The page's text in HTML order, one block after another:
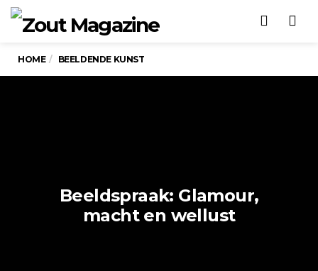
HOME BEELDENDE KUNST
Beeldspraak: Glamour,
macht en wellust